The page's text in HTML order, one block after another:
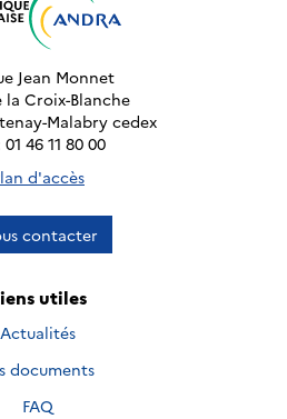
Jean Monnet
la Croix-Blanche
Malabry cedex
46 11 80 00
d'accès
contacter
utiles
Actualités
documents
FAQ